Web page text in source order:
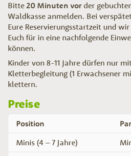
Bitte 20 Minuten vor der
Waldkasse anmelden. Bei
Eure Reservierungsstartzeit und
Euch für in eine nachfolgende
können.
Kinder von 8-11 Jahre dürfen nur
Kletterbegleitung (1 Erwachsener
klettern.
Preise
Position
Minis (4 – 7 Jahre)